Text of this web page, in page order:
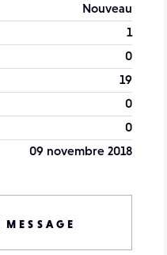
Nouveau
1
0
19
0
0
09 novembre 2018